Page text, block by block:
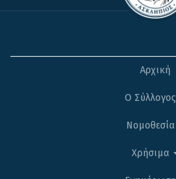
Αρχική
Ο Σύλλογος
Νομοθεσία
Χρήσιμα